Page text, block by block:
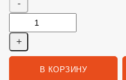
В КОРЗИНУ